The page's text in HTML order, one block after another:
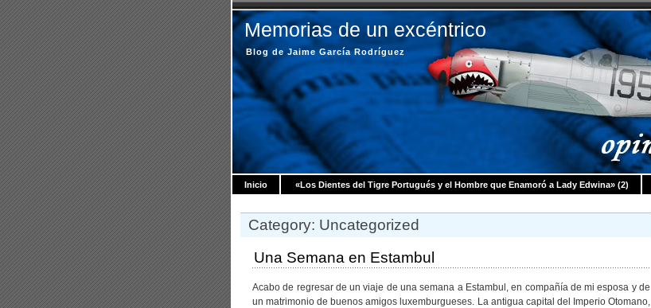
Memorias de un excéntrico
Blog de Jaime García Rodríguez
Inicio «Los Dientes del Tigre Portugués y el Hombre que Enamoró a Lady Edwina» (2)
Category: Uncategorized
Una Semana en Estambul
Acabo de regresar de un viaje de una semana a Estambul, en compañía de mi esposa y de
un matrimonio de buenos amigos luxemburgueses. La antigua capital del Imperio Otomano,